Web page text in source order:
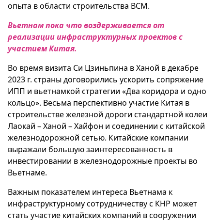
опыта в области строительства ВСМ.
Вьетнам пока что воздерживается от
реализации инфраструктурных проектов с
участием Китая.
Во время визита Си Цзиньпина в Ханой в декабре
2023 г. страны договорились ускорить сопряжение
ИПП и вьетнамкой стратегии «Два коридора и одно
кольцо». Весьма перспективно участие Китая в
строительстве железной дороги стандартной колеи
Лаокай – Ханой – Хайфон и соединении с китайской
железнодорожной сетью. Китайские компании
выражали большую заинтересованность в
инвестировании в железнодорожные проекты во
Вьетнаме.
Важным показателем интереса Вьетнама к
инфраструктурному сотрудничеству с КНР может
стать участие китайских компаний в сооружении